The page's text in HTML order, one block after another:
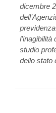
dicembre
studio
dello stato